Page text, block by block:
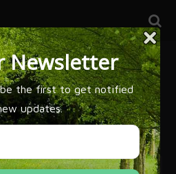
Flamenco 2026 * 16 – 25 Octubre,